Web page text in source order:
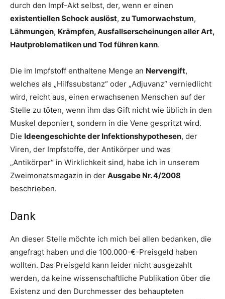
durch den Impf-Akt selbst, der, wenn er einen
existentiellen Schock auslöst, zu Tumorwachstum,
Lähmungen, Krämpfen, Ausfallserscheinungen aller Art,
Hautproblematiken und Tod führen kann.
Die im Impfstoff enthaltene Menge an Nervengift,
welches als „Hilfssubstanz“ oder „Adjuvanz“ verniedlicht
wird, reicht aus, einen erwachsenen Menschen auf der
Stelle zu töten, wenn ihm das Gift nicht wie üblich in den
Muskel deponiert, sondern in die Vene gespritzt wird.
Die Ideengeschichte der Infektionshypothesen, der
Viren, der Impfstoffe, der Antikörper und was
„Antikörper“ in Wirklichkeit sind, habe ich in unserem
Zweimonatsmagazin in der Ausgabe Nr. 4/2008
beschrieben.
Dank
An dieser Stelle möchte ich mich bei allen bedanken, die
angefragt haben und die 100.000-€-Preisgeld haben
wollten. Das Preisgeld kann leider nicht ausgezahlt
werden, da keine wissenschaftliche Publikation über die
Existenz und den Durchmesser des behaupteten